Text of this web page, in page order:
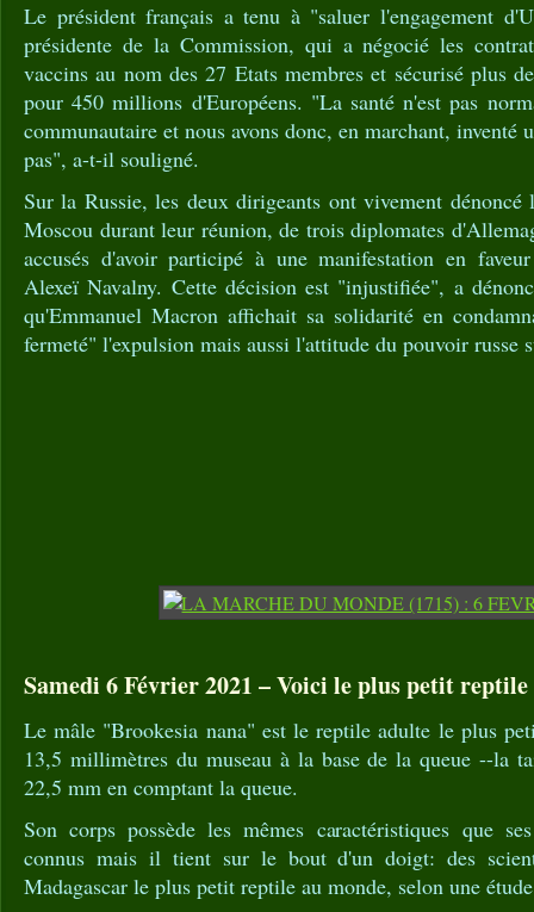
Le président français a tenu à "saluer l'engagement
présidente de la Commission, qui a négocié les
vaccins au nom des 27 Etats membres et sécurisé plus
pour 450 millions d'Européens. "La santé n'est pas
communautaire et nous avons donc, en marchant, inventé
pas", a-t-il souligné.
Sur la Russie, les deux dirigeants ont vivement dénoncé
Moscou durant leur réunion, de trois diplomates
accusés d'avoir participé à une manifestation en
Alexeï Navalny. Cette décision est "injustifiée", a
qu'Emmanuel Macron affichait sa solidarité en
fermeté" l'expulsion mais aussi l'attitude du pouvoir russe
Samedi 6 Février 2021 – Voici le plus petit
Le mâle "Brookesia nana" est le reptile adulte le plus
13,5 millimètres du museau à la base de la queue --la
22,5 mm en comptant la queue.
Son corps possède les mêmes caractéristiques que
connus mais il tient sur le bout d'un doigt: des
Madagascar le plus petit reptile au monde, selon une